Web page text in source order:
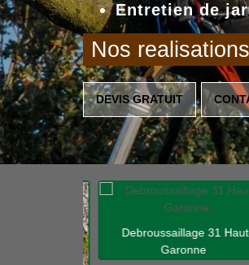
Entretien de
Nos realisations
DEVIS GRATUIT
Debroussaillage 31 Haute-
Garonne